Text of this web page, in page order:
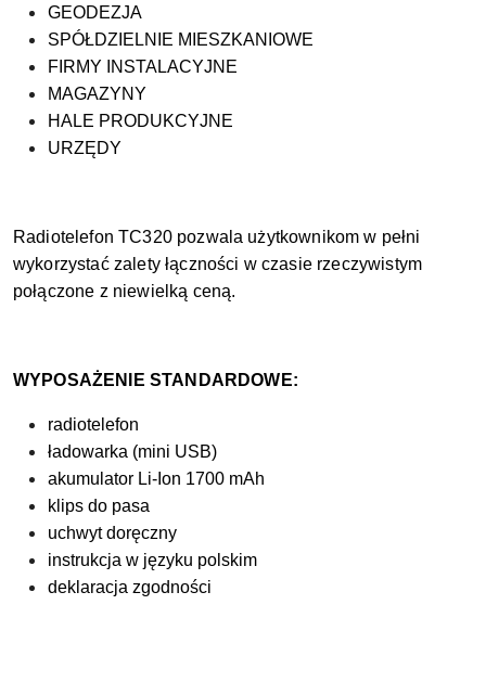
GEODEZJA
SPÓŁDZIELNIE MIESZKANIOWE
FIRMY INSTALACYJNE
MAGAZYNY
HALE PRODUKCYJNE
URZĘDY
Radiotelefon TC320 pozwala użytkownikom w pełni
wykorzystać zalety łączności w czasie rzeczywistym
połączone z niewielką ceną.
WYPOSAŻENIE STANDARDOWE:
radiotelefon
ładowarka (mini USB)
akumulator Li-Ion 1700 mAh
klips do pasa
uchwyt doręczny
instrukcja w języku polskim
deklaracja zgodności